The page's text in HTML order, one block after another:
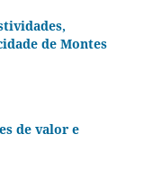
de Montes
de valor e